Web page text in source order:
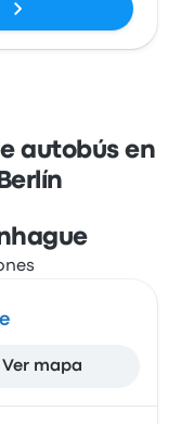
autobús en
Ver mapa